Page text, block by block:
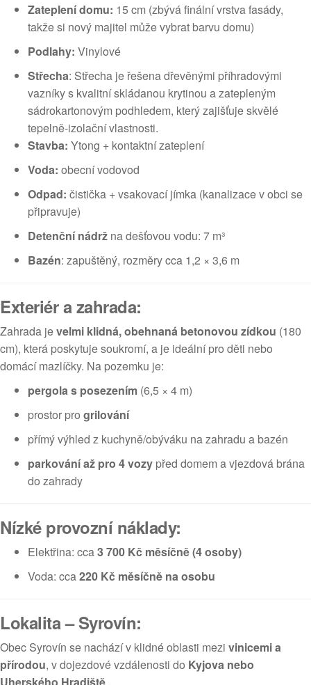
Zateplení domu: 15 cm (zbývá finální vrstva fasády,
takže si nový majitel může vybrat barvu domu)
Podlahy: Vinylové
Střecha: Střecha je řešena dřevěnými příhradovými
vazníky s kvalitní skládanou krytinou a zatepleným
sádrokartonovým podhledem, který zajišťuje skvělé
tepelně-izolační vlastnosti.
Stavba: Ytong + kontaktní zateplení
Voda: obecní vodovod
Odpad: čistička + vsakovací jímka (kanalizace v obci se
připravuje)
Detenční nádrž na dešťovou vodu: 7 m³
Bazén: zapuštěný, rozměry cca 1,2 × 3,6 m
Exteriér a zahrada:
Zahrada jevelmi klidná, obehnaná betonovou zídkou (180
cm), která poskytuje soukromí, a je ideální pro děti nebo
domácí mazlíčky. Na pozemku je:
pergola s posezením (6,5 × 4 m)
prostor pro grilování
přímý výhled z kuchyně/obýváku na zahradu a bazén
parkování až pro 4 vozy před domem a vjezdová brána
do zahrady
Nízké provozní náklady:
Elektřina: cca3 700 Kč měsíčně (4 osoby)
Voda: cca220 Kč měsíčně na osobu
Lokalita – Syrovín:
Obec Syrovín se nachází v klidné oblasti mezi vinicemi a
přírodou, v dojezdové vzdálenosti do Kyjova nebo